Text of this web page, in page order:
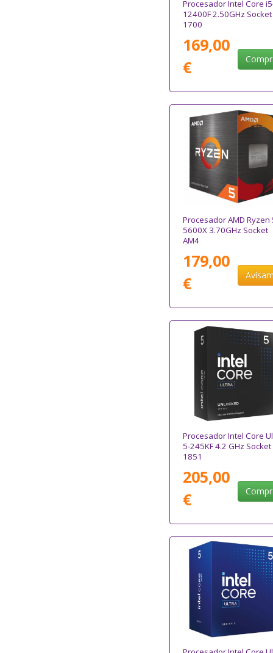
Procesador Intel Core
12400F 2.50GHz Socket
1700
169,00
€
Procesador AMD Ryzen
5600X 3.70GHz Socket
AM4
179,00
€
Procesador Intel Core
5-245KF 4.2 GHz Socket
1851
205,00
€